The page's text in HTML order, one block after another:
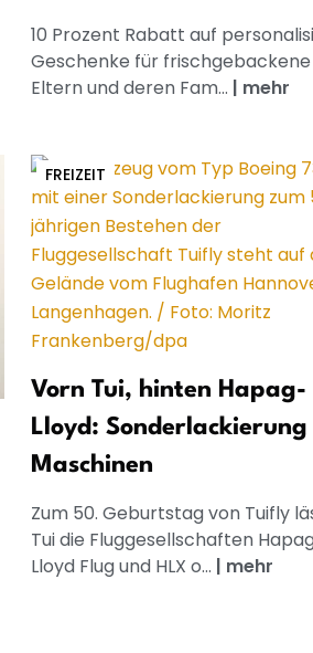
10 Prozent Rabatt auf
Geschenke für frischgebackene
Eltern und deren Fam... | mehr
FREIZEIT
Vorn Tui, hinten Hapag-
Lloyd:
Maschinen
Zum 50. Geburtstag von Tuifly
Tui die Fluggesellschaften
Lloyd Flug und HLX o... | mehr